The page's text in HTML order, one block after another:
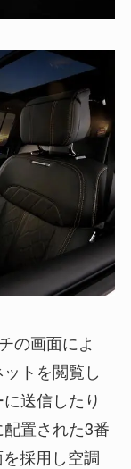
の画面によ
トを閲覧し
送信したり
置された3番
採用し空調